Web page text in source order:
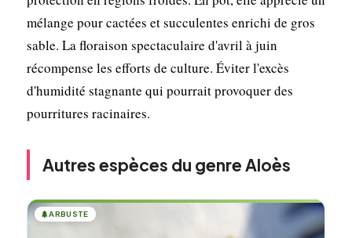
mélange pour cactées et succulentes enrichi de gros
sable. La floraison spectaculaire d'avril à juin
récompense les efforts de culture. Éviter l'excès
d'humidité stagnante qui pourrait provoquer des
pourritures racinaires.
Autres espèces du genre Aloès
🌲ARBUSTE